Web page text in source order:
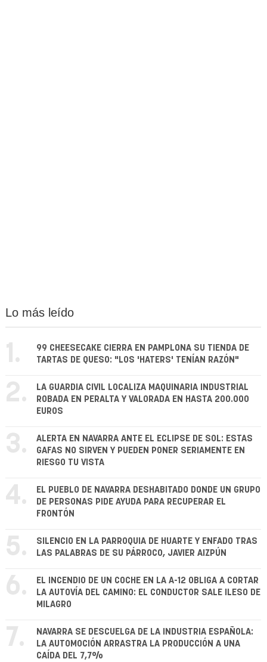
Lo más leído
1.
99 CHEESECAKE CIERRA EN PAMPLONA SU TIENDA DE
TARTAS DE QUESO: "LOS 'HATERS' TENÍAN RAZÓN"
2.
LA GUARDIA CIVIL LOCALIZA MAQUINARIA INDUSTRIAL
ROBADA EN PERALTA Y VALORADA EN HASTA 200.000
EUROS
3.
ALERTA EN NAVARRA ANTE EL ECLIPSE DE SOL: ESTAS
GAFAS NO SIRVEN Y PUEDEN PONER SERIAMENTE EN
RIESGO TU VISTA
4.
EL PUEBLO DE NAVARRA DESHABITADO DONDE UN GRUPO
DE PERSONAS PIDE AYUDA PARA RECUPERAR EL
FRONTÓN
5.
SILENCIO EN LA PARROQUIA DE HUARTE Y ENFADO TRAS
LAS PALABRAS DE SU PÁRROCO, JAVIER AIZPÚN
6.
EL INCENDIO DE UN COCHE EN LA A-12 OBLIGA A CORTAR
LA AUTOVÍA DEL CAMINO: EL CONDUCTOR SALE ILESO DE
MILAGRO
7.
NAVARRA SE DESCUELGA DE LA INDUSTRIA ESPAÑOLA:
LA AUTOMOCIÓN ARRASTRA LA PRODUCCIÓN A UNA
CAÍDA DEL 7,7%